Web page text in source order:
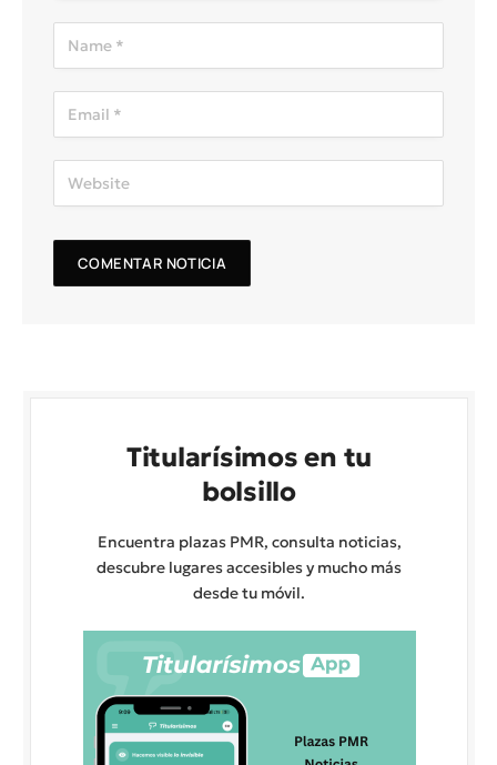
Titularísimos en tu
bolsillo
Encuentra plazas PMR, consulta noticias,
descubre lugares accesibles y mucho más
desde tu móvil.